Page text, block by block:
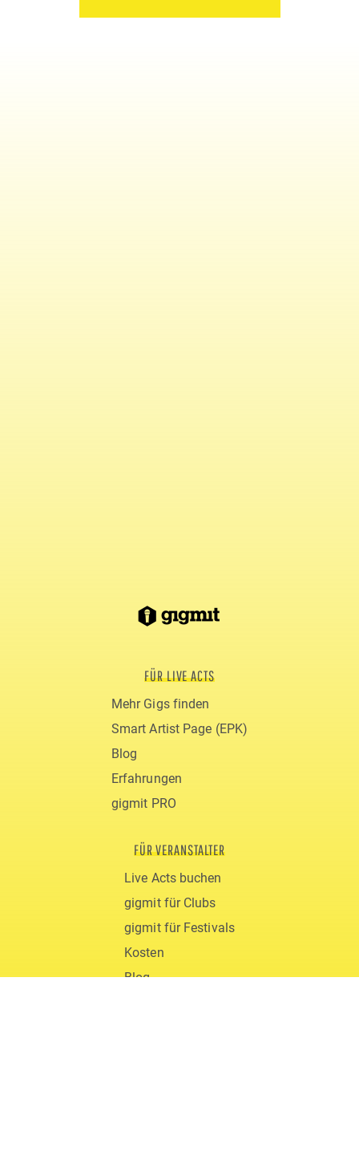
FÜR LIVE ACTS
Mehr Gigs finden
Smart Artist Page (EPK)
Blog
Erfahrungen
gigmit PRO
FÜR VERANSTALTER
Live Acts buchen
gigmit für Clubs
gigmit für Festivals
Kosten
Blog